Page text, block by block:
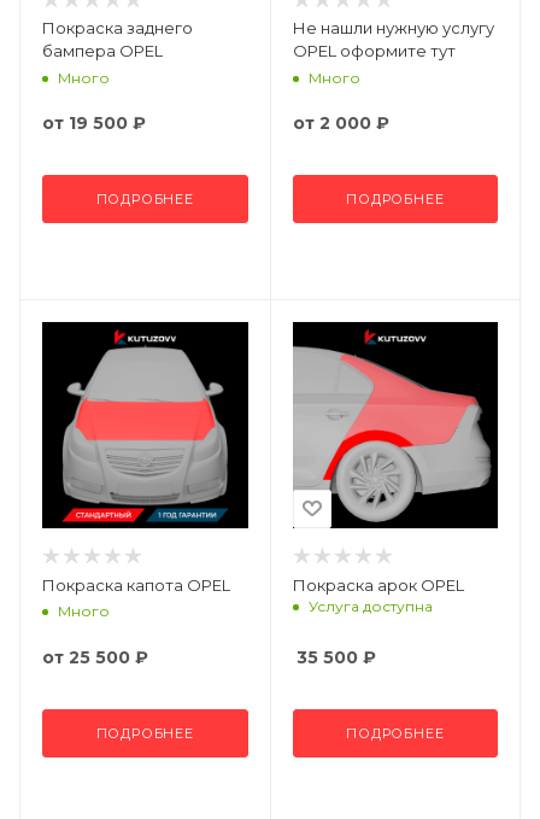
Покраска заднего
бампера OPEL
Много
от 19 500 ₽
ПОДРОБНЕЕ
Не нашли нужную услугу
OPEL оформите тут
Много
от 2 000 ₽
ПОДРОБНЕЕ
Покраска капота OPEL
Много
от 25 500 ₽
ПОДРОБНЕЕ
Покраска арок OPEL
Услуга доступна
35 500₽
ПОДРОБНЕЕ